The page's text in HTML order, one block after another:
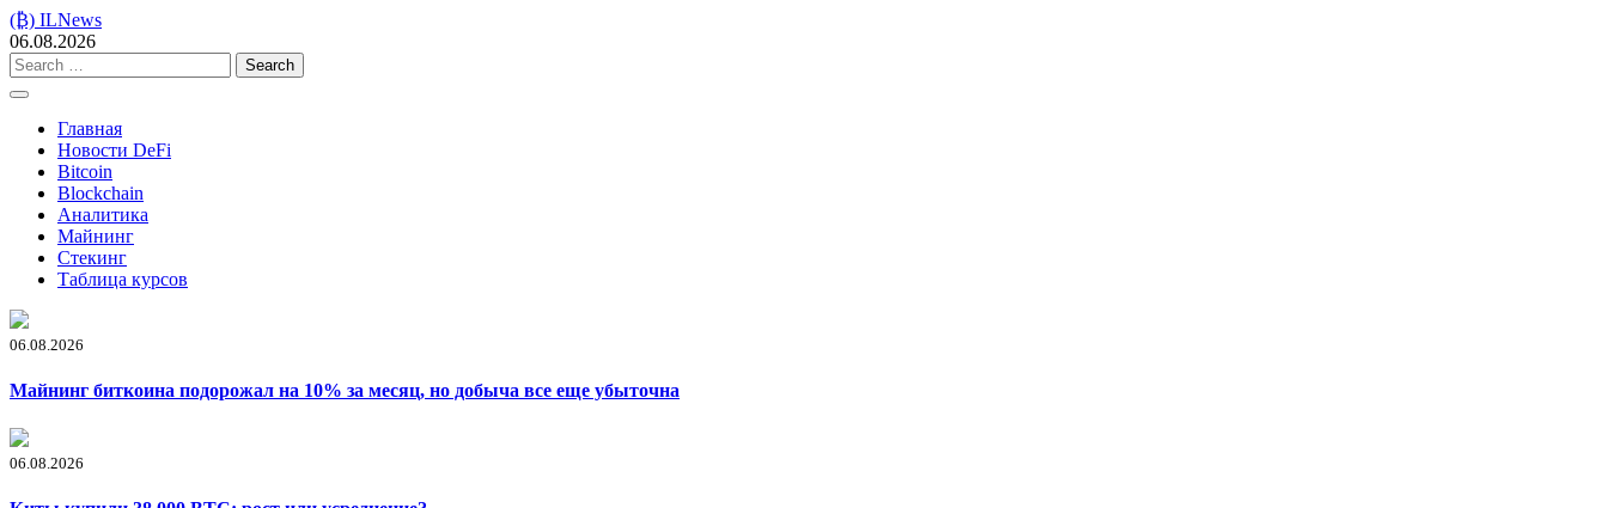
Skip
to
content
(₿) ILNews
06.08.2026
Search
for:
Главная
Новости DeFi
Bitcoin
Blockchain
Аналитика
Майнинг
Стекинг
Таблица курсов
06.08.2026
Майнинг биткоина подорожал на 10% за месяц, но добыча все еще убыточна
06.08.2026